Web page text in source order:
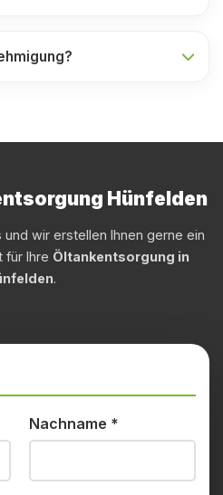
Hünfelden
und wir erstellen Ihnen gerne ein
für Ihre Öltankentsorgung in
.
Nachname *